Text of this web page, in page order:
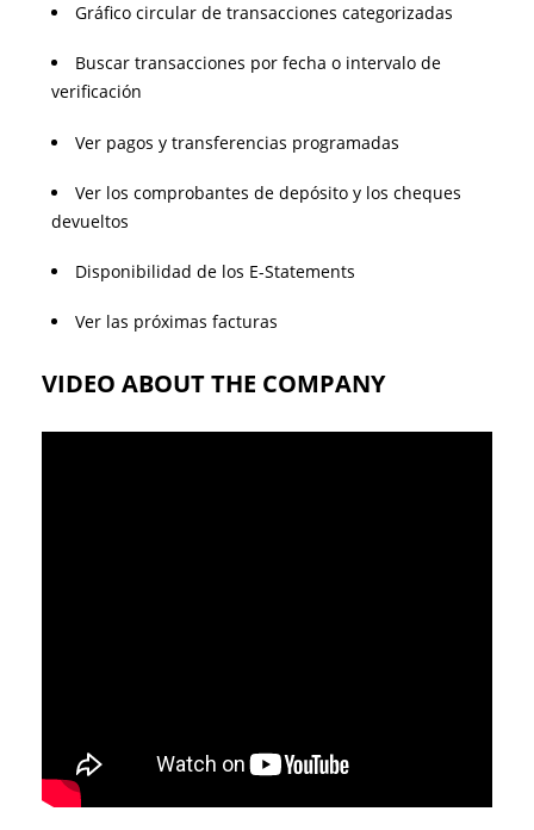
Gráfico circular de transacciones categorizadas
Buscar transacciones por fecha o intervalo de
verificación
Ver pagos y transferencias programadas
Ver los comprobantes de depósito y los cheques
devueltos
Disponibilidad de los E-Statements
Ver las próximas facturas
VIDEO ABOUT THE COMPANY